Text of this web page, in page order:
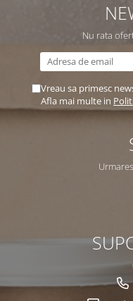
Nu rata
Vreau sa primesc
Afla mai multe in